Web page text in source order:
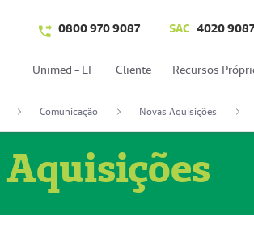
0800 970 9087 SAC 4020 9087
Unimed - LF Cliente Recursos
Comunicação Novas Aquisições